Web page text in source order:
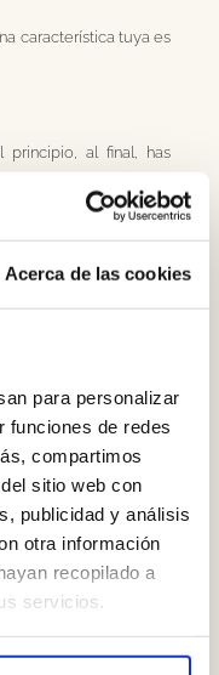
Acerca de las cookies
para personalizar
funciones de redes
compartimos
sitio web con
publicidad y análisis
otra información
recopilado a
servicios.
característica tuya es
al final, has
valentía tuyo.
no soy una excepción.
sólo de pensarlo, me
a mi.
en la vida no
en otras situaciones. Y
o en otra.
la salud, la estética
de muchas
entender tu cuerpo,
que necesita tu